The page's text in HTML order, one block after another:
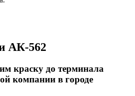
АК-562
краску до терминала
компании в городе